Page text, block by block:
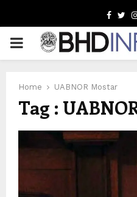
PRIMARY
Home UABNOR Mostar
Tag :